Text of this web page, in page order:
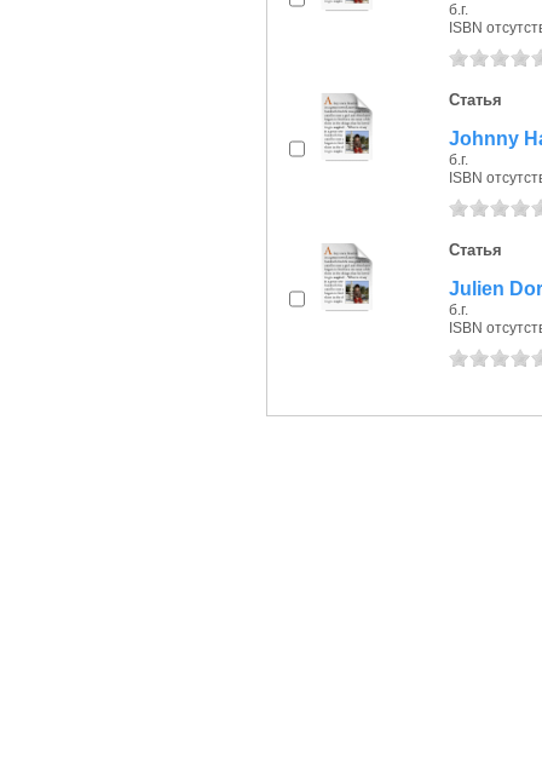
б.г.
ISBN
Статья
Johnny
б.г.
ISBN
Статья
Julien
б.г.
ISBN